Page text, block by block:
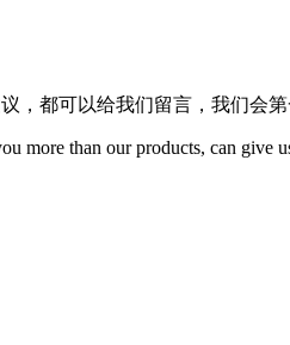
，都可以给我们留言，我们会第
more than our products, can give